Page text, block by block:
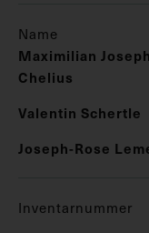
Name
Maximilian Joseph
Chelius
Valentin Schertle
Joseph-Rose
Inventarnummer